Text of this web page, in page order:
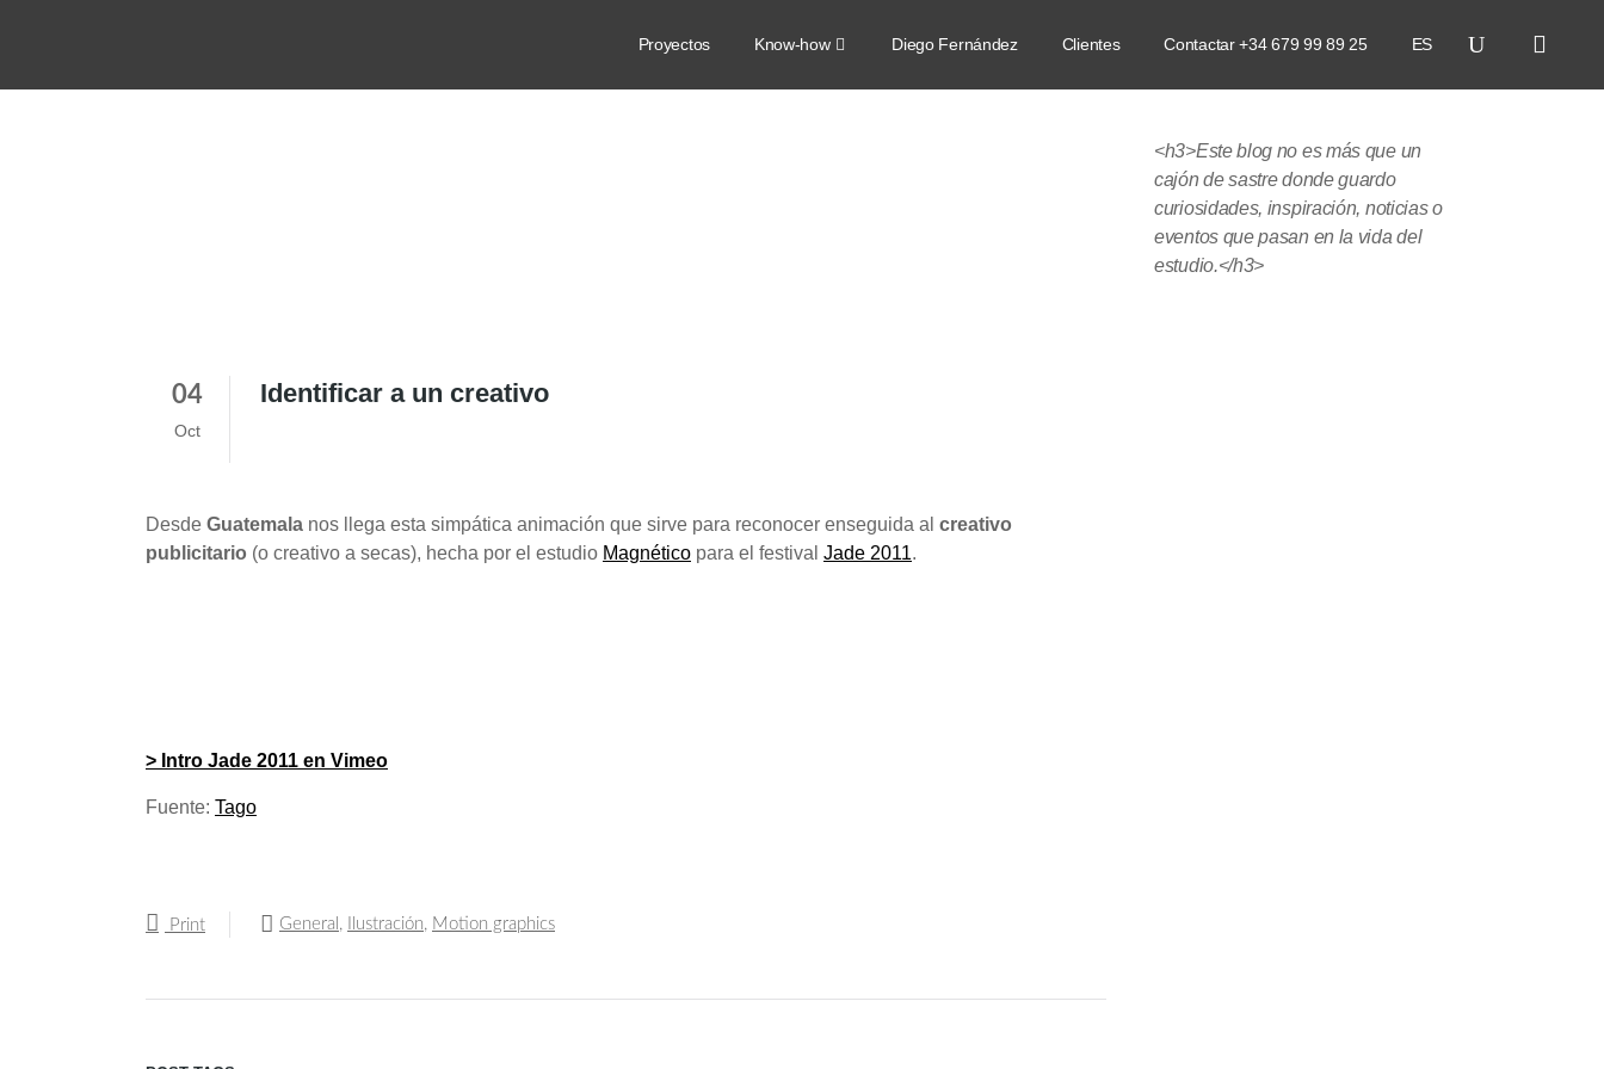
Proyectos Know-how Diego Fernández Clientes Contactar +34 679 99 89 25 ES
04
Oct
Identificar a un creativo
Desde Guatemala nos llega esta simpática animación que sirve para reconocer enseguida al creativo
publicitario (o creativo a secas), hecha por el estudio Magnético para el festival Jade 2011.
> Intro Jade 2011 en Vimeo
Fuente: Tago
Print General , Ilustración, Motion graphics
<h3>Este blog no es más que un
cajón de sastre donde guardo
curiosidades, inspiración, noticias o
eventos que pasan en la vida del
estudio.</h3>